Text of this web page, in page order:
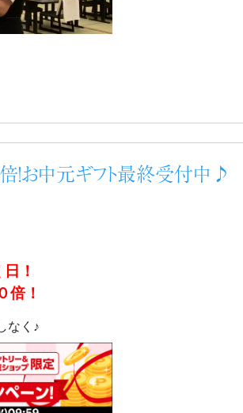
倍！お中元ギフト最終受付中♪
！
倍！
なく♪